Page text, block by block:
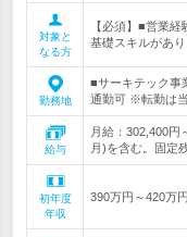
対象と
なる方
【必須】■営業
基礎スキルがあ
勤務地
■サーキテック事
通勤可 ※転勤は
給与
月給：302,400
月)を含む。固定
初年度
年収
390万円～420万円